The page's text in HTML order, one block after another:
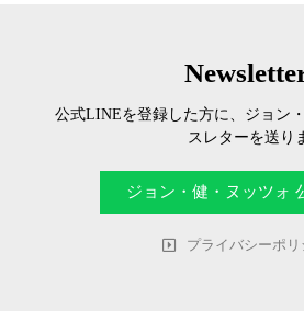
公式LINEを登録した方に、ジョン
スレターを送り
ジョン・健・ヌッツォ
プライバシーポリ